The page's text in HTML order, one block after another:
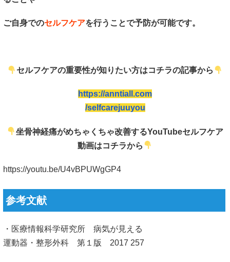
ご自身でのセルフケアを行うことで予防が可能です。
セルフケアの重要性が知りたい方はコチラの記事から
https://anntiall.com
/selfcarejuuyou
坐骨神経痛がめちゃくちゃ改善するYouTubeセルフケア
動画はコチラから
https://youtu.be/U4vBPUWgGP4
参考文献
・医療情報科学研究所 病気が見える
運動器・整形外科 第１版 2017 257